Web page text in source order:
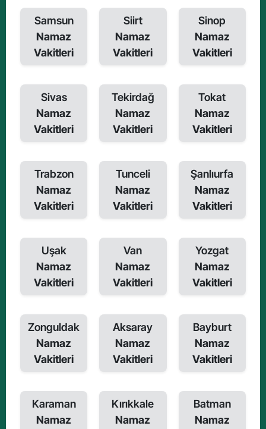
Samsun
Namaz
Vakitleri
Siirt
Namaz
Vakitleri
Sinop
Namaz
Vakitleri
Sivas
Namaz
Vakitleri
Tekirdağ
Namaz
Vakitleri
Tokat
Namaz
Vakitleri
Trabzon
Namaz
Vakitleri
Tunceli
Namaz
Vakitleri
Şanlıurfa
Namaz
Vakitleri
Uşak
Namaz
Vakitleri
Van
Namaz
Vakitleri
Yozgat
Namaz
Vakitleri
Zonguldak
Namaz
Vakitleri
Aksaray
Namaz
Vakitleri
Bayburt
Namaz
Vakitleri
Karaman
Namaz
Kırıkkale
Namaz
Batman
Namaz